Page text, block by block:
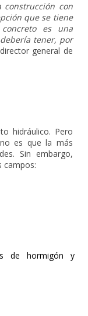
construcción con
que se tiene
es una
tener, por
general de
hidráulico. Pero
es que la más
Sin embargo,
campos:
de hormigón y